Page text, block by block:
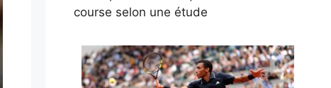
course selon une étude